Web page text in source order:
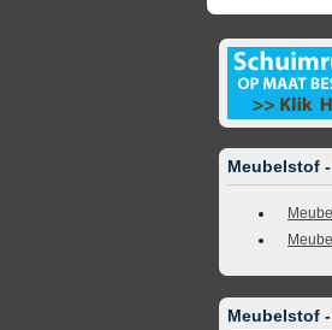
Meubelstof
Meubelstof